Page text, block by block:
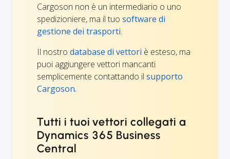
Cargoson non è un intermediario o uno
spedizioniere, ma il tuo software di
gestione dei trasporti.
Il nostro database di vettori è esteso, ma
puoi aggiungere vettori mancanti
semplicemente contattando il supporto
Cargoson.
Tutti i tuoi vettori collegati a
Dynamics 365 Business
Central